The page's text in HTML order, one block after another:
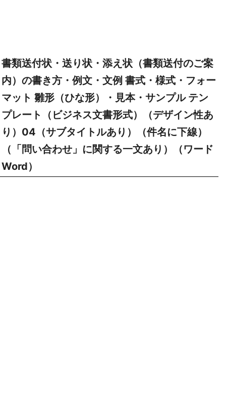
書類送付状・送り状・添え状（書類送付のご案
内）の書き方・例文・文例 書式・様式・フォー
マット 雛形（ひな形）・見本・サンプル テン
プレート（ビジネス文書形式）（デザイン性あ
り）04（サブタイトルあり）（件名に下線）
（「問い合わせ」に関する一文あり）（ワード
Word）